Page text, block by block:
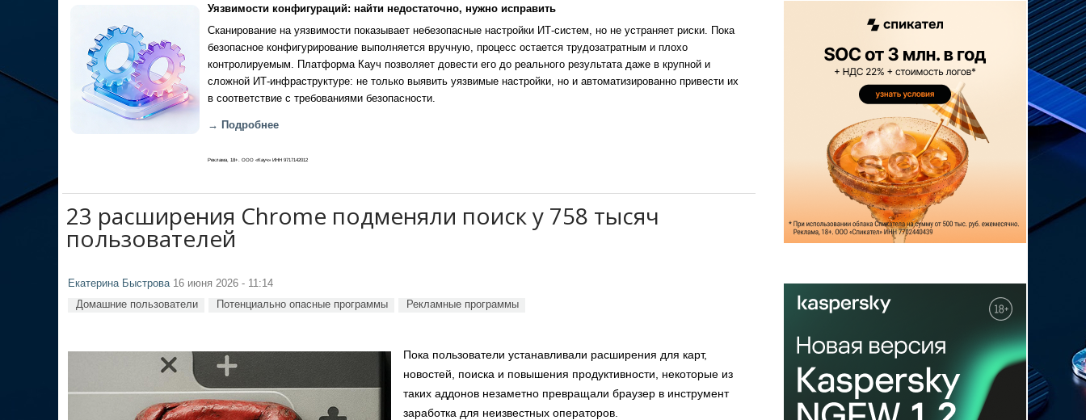
Уязвимости конфигураций: найти недостаточно, нужно исправить
Сканирование на уязвимости показывает небезопасные настройки ИТ-систем, но не устраняет риски. Пока
безопасное конфигурирование выполняется вручную, процесс остается трудозатратным и плохо
контролируемым. Платформа Кауч позволяет довести его до реального результата даже в крупной и
сложной ИТ-инфраструктуре: не только выявить уязвимые настройки, но и автоматизированно привести их
в соответствие с требованиями безопасности.
→ Подробнее
Реклама, 18+. ООО «Кауч» ИНН 9717142012
23 расширения Chrome подменяли поиск у 758 тысяч
пользователей
Екатерина Быстрова16 июня 2026 - 11:14
Домашние пользователи Потенциально опасные программы Рекламные программы
Пока пользователи устанавливали расширения для карт,
новостей, поиска и повышения продуктивности, некоторые из
таких аддонов незаметно превращали браузер в инструмент
заработка для неизвестных операторов.